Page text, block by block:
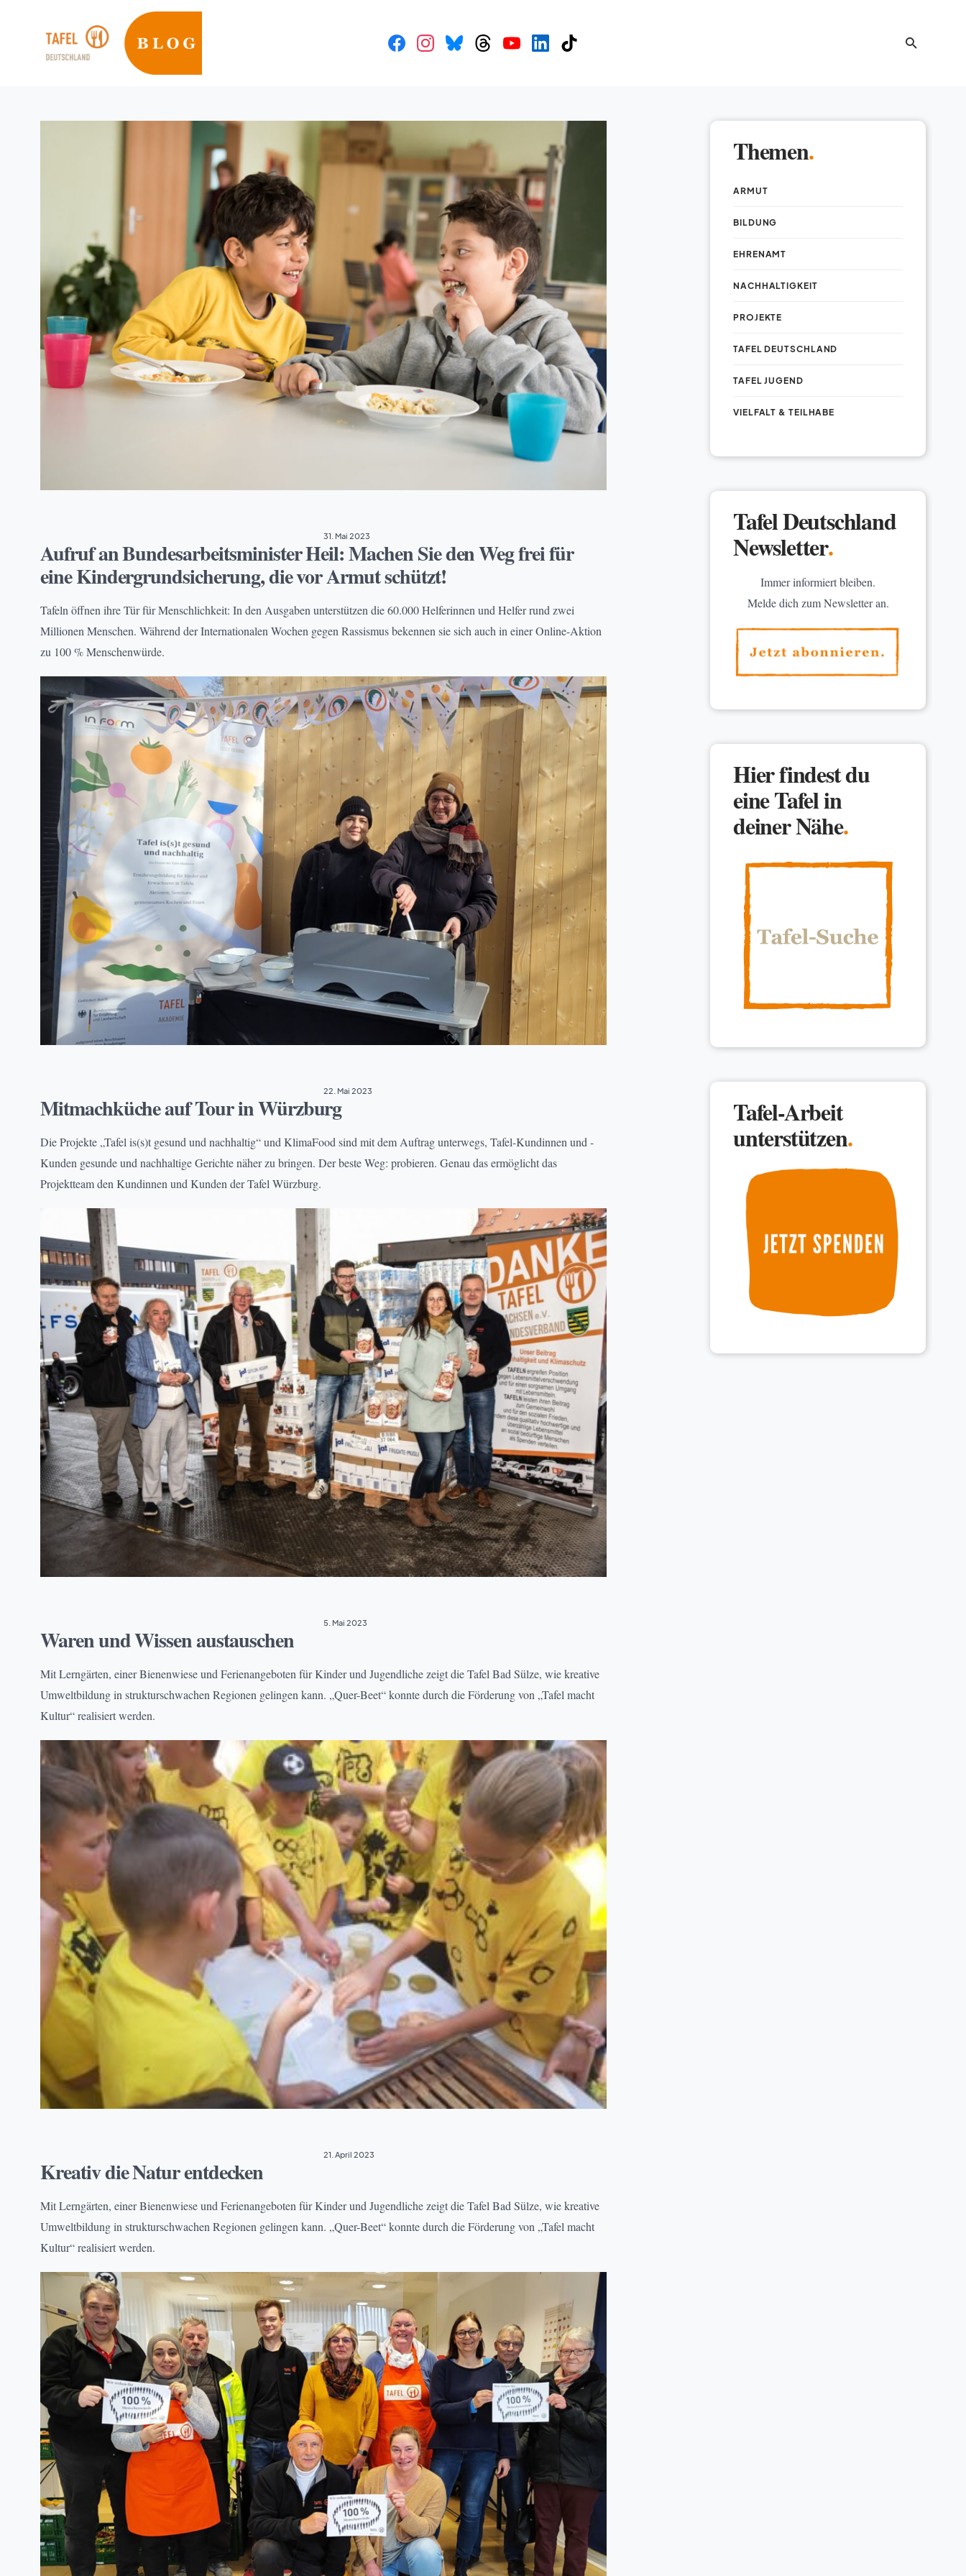
31. Mai 2023
Aufruf an Bundesarbeitsminister Heil: Machen Sie den Weg frei für
eine Kindergrundsicherung, die vor Armut schützt!
Tafeln öffnen ihre Tür für Menschlichkeit: In den Ausgaben unterstützen die 60.000 Helferinnen und Helfer rund zwei
Millionen Menschen. Während der Internationalen Wochen gegen Rassismus bekennen sie sich auch in einer Online-Aktion
zu 100 % Menschenwürde.
22. Mai 2023
Mitmachküche auf Tour in Würzburg
Die Projekte „Tafel is(s)t gesund und nachhaltig“ und KlimaFood sind mit dem Auftrag unterwegs, Tafel-Kundinnen und -
Kunden gesunde und nachhaltige Gerichte näher zu bringen. Der beste Weg: probieren. Genau das ermöglicht das
Projektteam den Kundinnen und Kunden der Tafel Würzburg.
5. Mai 2023
Waren und Wissen austauschen
Mit Lerngärten, einer Bienenwiese und Ferienangeboten für Kinder und Jugendliche zeigt die Tafel Bad Sülze, wie kreative
Umweltbildung in strukturschwachen Regionen gelingen kann. „Quer-Beet“ konnte durch die Förderung von „Tafel macht
Kultur“ realisiert werden.
21. April 2023
Kreativ die Natur entdecken
Mit Lerngärten, einer Bienenwiese und Ferienangeboten für Kinder und Jugendliche zeigt die Tafel Bad Sülze, wie kreative
Umweltbildung in strukturschwachen Regionen gelingen kann. „Quer-Beet“ konnte durch die Förderung von „Tafel macht
Kultur“ realisiert werden.
Themen.
ARMUT
BILDUNG
EHRENAMT
NACHHALTIGKEIT
PROJEKTE
TAFEL DEUTSCHLAND
TAFEL JUGEND
VIELFALT & TEILHABE
Tafel Deutschland
Newsletter.
Immer informiert bleiben.
Melde dich zum Newsletter an.
Hier findest du
eine Tafel in
deiner Nähe.
Tafel-Arbeit
unterstützen.